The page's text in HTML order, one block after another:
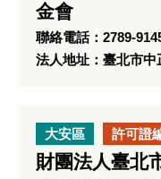
金會
聯絡電話：2789-
法人地址：臺北市
大安區 許可證
財團法人臺北